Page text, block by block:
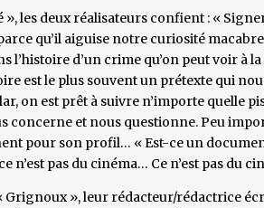
», les deux réalisateurs confient : «
qu’il aiguise notre curiosité
l’histoire d’un crime qu’on peut voir à
est le plus souvent un prétexte qui
on est prêt à suivre n’importe quelle
concerne et nous questionne. Peu
pour son profil… « Est-ce un
n’est pas du cinéma… Ce n’est pas du
Grignoux », leur rédacteur/rédactrice